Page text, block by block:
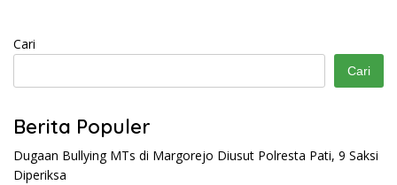
Cari
Cari
Berita Populer
Dugaan Bullying MTs di Margorejo Diusut Polresta Pati, 9 Saksi
Diperiksa